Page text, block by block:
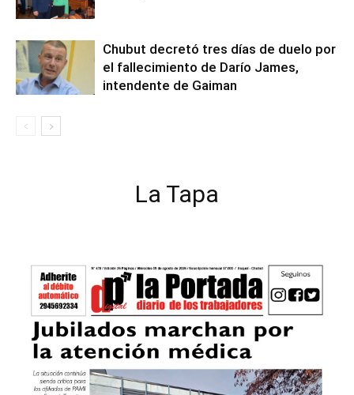
Chubut decretó tres días de duelo por
el fallecimiento de Darío James,
intendente de Gaiman
La Tapa